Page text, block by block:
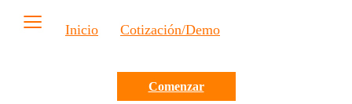
≡ Inicio Cotización/Demo
Comenzar